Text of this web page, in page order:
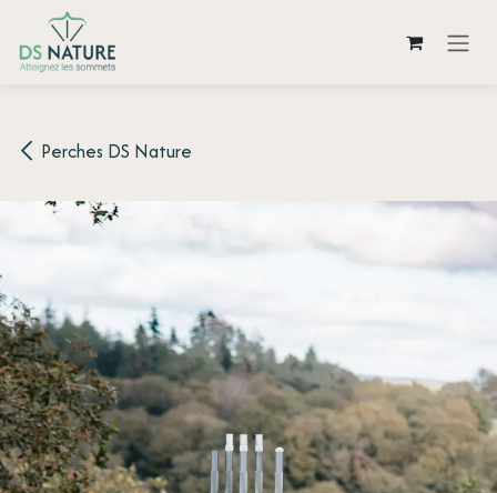
Se rendre au contenu
Perches DS Nature